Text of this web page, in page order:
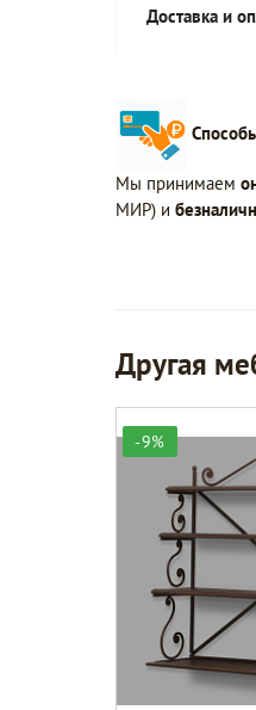
Доставка и
Мы принимаем
МИР) и
Другая
-9%